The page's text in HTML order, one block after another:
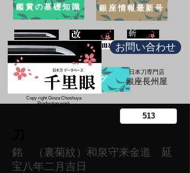
鑑賞の基礎知識 銀座情報最新号
ブログ
お問い合わせ
日本刀専門店
​銀座長州屋
Copy right Ginza Choshuya
Production work
銘 （裏菊紋）和泉守来金道 延
宝八年二月吉日